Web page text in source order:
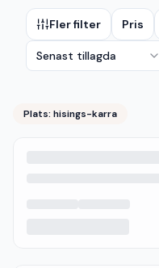
Fler filter Pris
Senast tillagda
Plats: hisings-karra